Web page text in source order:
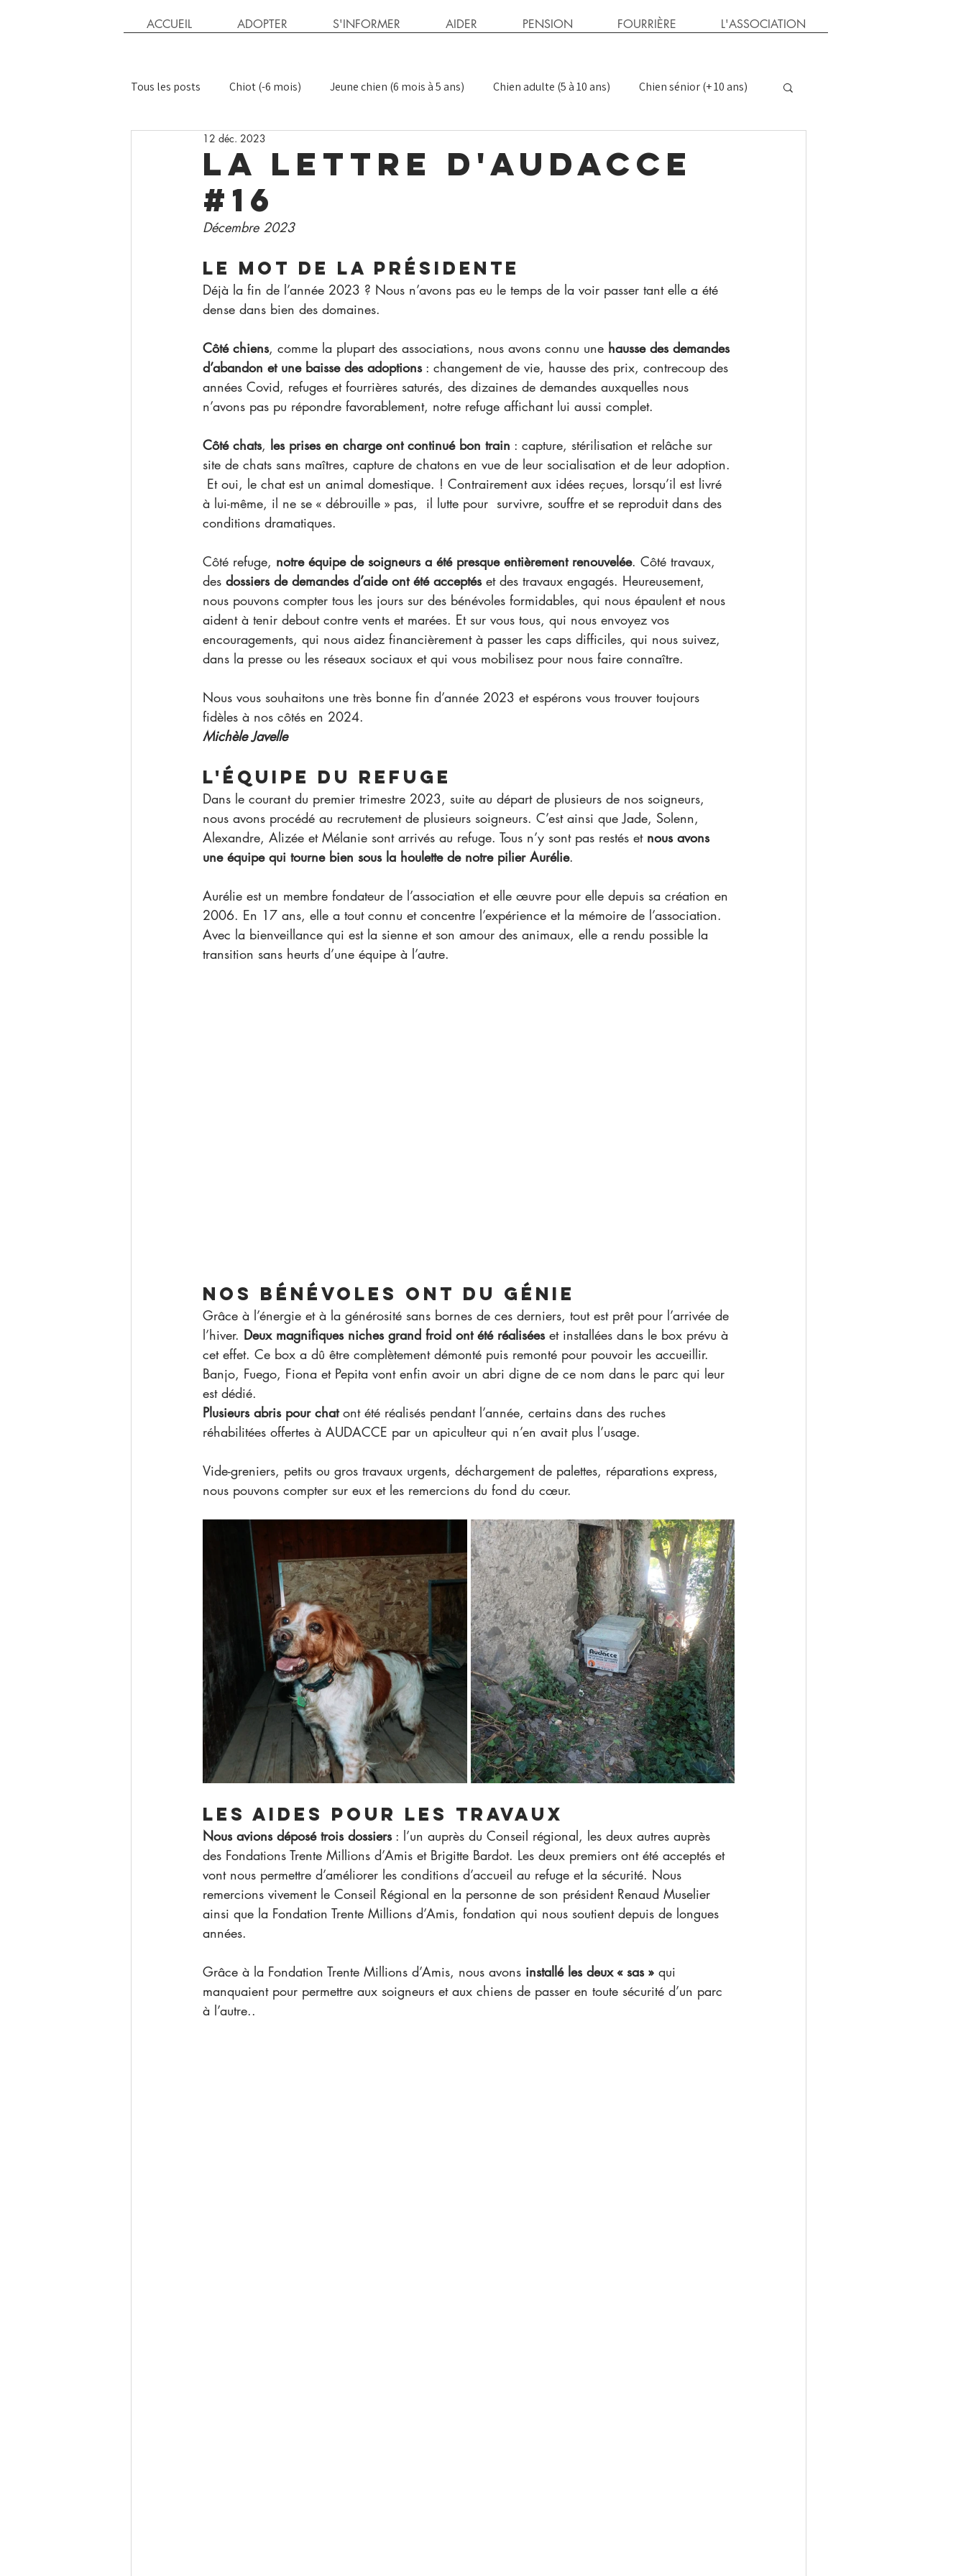
ACCUEIL ADOPTER S'INFORMER AIDER PENSION FOURRIÈRE L'ASSOCIATION
Tous les posts Chiot (-6 mois) Jeune chien (6 mois à 5 ans) Chien adulte (5 à 10 ans) Chien sénior (+ 10 ans)
Chat adulte
Parrain chien Chiens exigeants
La lettre d'Audacce
#16
12 déc. 2023
Décembre 2023
Le mot de la présidente
Déjà la fin de l’année 2023 ? Nous n’avons pas eu le temps de la voir passer tant elle a été
dense dans bien des domaines.
Côté chiens, comme la plupart des associations, nous avons connu une hausse des demandes
d’abandon et une baisse des adoptions : changement de vie, hausse des prix, contrecoup des
années Covid, refuges et fourrières saturés, des dizaines de demandes auxquelles nous
n’avons pas pu répondre favorablement, notre refuge affichant lui aussi complet.
Côté chats, les prises en charge ont continué bon train : capture, stérilisation et relâche sur
site de chats sans maîtres, capture de chatons en vue de leur socialisation et de leur adoption.
Et oui, le chat est un animal domestique. ! Contrairement aux idées reçues, lorsqu’il est livré
à lui-même, il ne se « débrouille » pas,  il lutte pour  survivre, souffre et se reproduit dans des
conditions dramatiques.
Côté refuge, notre équipe de soigneurs a été presque entièrement renouvelée. Côté travaux,
des dossiers de demandes d’aide ont été acceptés et des travaux engagés. Heureusement,
nous pouvons compter tous les jours sur des bénévoles formidables, qui nous épaulent et nous
aident à tenir debout contre vents et marées. Et sur vous tous, qui nous envoyez vos
encouragements, qui nous aidez financièrement à passer les caps difficiles, qui nous suivez,
dans la presse ou les réseaux sociaux et qui vous mobilisez pour nous faire connaître.
Nous vous souhaitons une très bonne fin d’année 2023 et espérons vous trouver toujours
fidèles à nos côtés en 2024.
Michèle Javelle
L'équipe du refuge
Dans le courant du premier trimestre 2023, suite au départ de plusieurs de nos soigneurs,
nous avons procédé au recrutement de plusieurs soigneurs. C’est ainsi que Jade, Solenn,
Alexandre, Alizée et Mélanie sont arrivés au refuge. Tous n’y sont pas restés et nous avons
une équipe qui tourne bien sous la houlette de notre pilier Aurélie.
Aurélie est un membre fondateur de l’association et elle œuvre pour elle depuis sa création en
2006. En 17 ans, elle a tout connu et concentre l’expérience et la mémoire de l’association.
Avec la bienveillance qui est la sienne et son amour des animaux, elle a rendu possible la
transition sans heurts d’une équipe à l’autre.
Nos bénévoles ont du génie
Grâce à l’énergie et à la générosité sans bornes de ces derniers, tout est prêt pour l’arrivée de
l’hiver. Deux magnifiques niches grand froid ont été réalisées et installées dans le box prévu à
cet effet. Ce box a dû être complètement démonté puis remonté pour pouvoir les accueillir.
Banjo, Fuego, Fiona et Pepita vont enfin avoir un abri digne de ce nom dans le parc qui leur
est dédié.
Plusieurs abris pour chat ont été réalisés pendant l’année, certains dans des ruches
réhabilitées offertes à AUDACCE par un apiculteur qui n’en avait plus l’usage.
Vide-greniers, petits ou gros travaux urgents, déchargement de palettes, réparations express,
nous pouvons compter sur eux et les remercions du fond du cœur.
Les aides pour les travaux
Nous avions déposé trois dossiers : l’un auprès du Conseil régional, les deux autres auprès
des Fondations Trente Millions d’Amis et Brigitte Bardot. Les deux premiers ont été acceptés et
vont nous permettre d’améliorer les conditions d’accueil au refuge et la sécurité. Nous
remercions vivement le Conseil Régional en la personne de son président Renaud Muselier
ainsi que la Fondation Trente Millions d’Amis, fondation qui nous soutient depuis de longues
années.
Grâce à la Fondation Trente Millions d’Amis, nous avons installé les deux « sas » qui
manquaient pour permettre aux soigneurs et aux chiens de passer en toute sécurité d’un parc
à l’autre..